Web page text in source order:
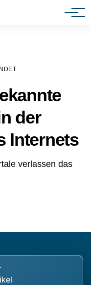
der
Internets
verlassen das